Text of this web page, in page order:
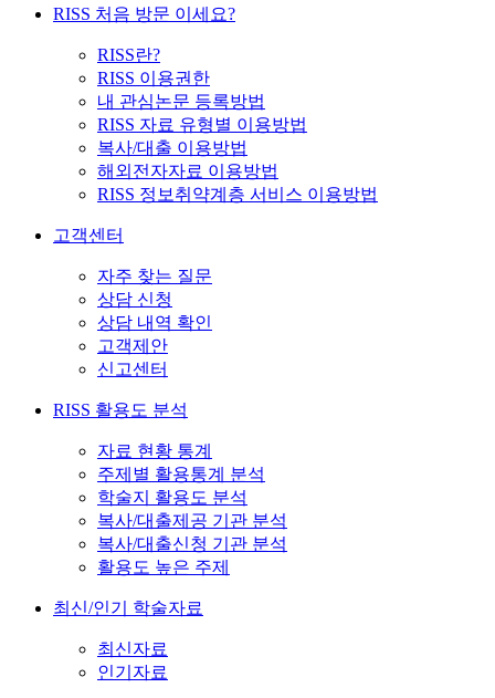
RISS 처음 방문 이세요?
RISS란?
RISS 이용권한
내 관심논문 등록방법
RISS 자료 유형별 이용방법
복사/대출 이용방법
해외전자자료 이용방법
RISS 정보취약계층 서비스 이용방법
고객센터
자주 찾는 질문
상담 신청
상담 내역 확인
고객제안
신고센터
RISS 활용도 분석
자료 현황 통계
주제별 활용통계 분석
학술지 활용도 분석
복사/대출제공 기관 분석
복사/대출신청 기관 분석
활용도 높은 주제
최신/인기 학술자료
최신자료
인기자료